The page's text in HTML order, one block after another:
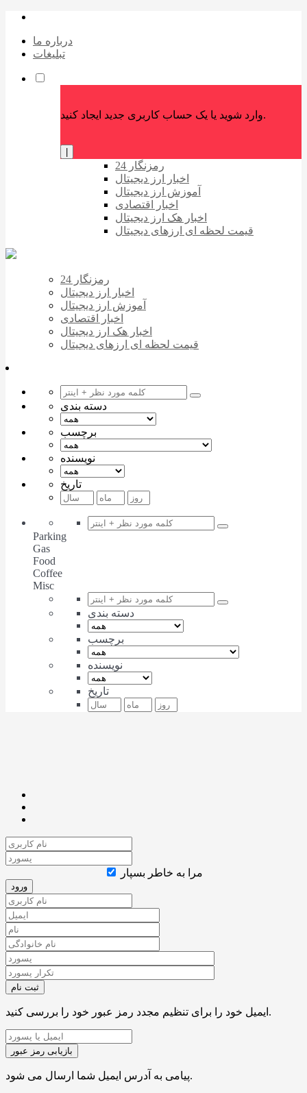
درباره ما
تبلیغات
وارد شوید یا یک حساب کاربری جدید ایجاد کنید.
رمزنگار 24
اخبار ارز دیجیتال
آموزش ارز دیجیتال
اخبار اقتصادی
اخبار هک ارز دیجیتال
قیمت لحظه ای ارزهای دیجیتال
رمزنگار 24
اخبار ارز دیجیتال
آموزش ارز دیجیتال
اخبار اقتصادی
اخبار هک ارز دیجیتال
قیمت لحظه ای ارزهای دیجیتال
دسته بندی
برچسب
نویسنده
تاریخ
Parking
Gas
Food
Coffee
Misc
دسته بندی
برچسب
نویسنده
تاریخ
مرا به خاطر بسپار
ایمیل خود را برای تنظیم مجدد رمز عبور خود را بررسی کنید.
پیامی به آدرس ایمیل شما ارسال می شود.